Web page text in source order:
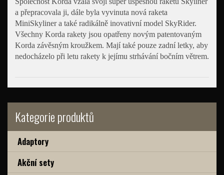
Kategorie produktů
Adaptory
Akční sety
a přepracovala ji, dále byla vyvinuta nová raketa
MiniSkyliner a také radikálně inovativní model SkyRider.
Všechny Korda rakety jsou opatřeny novým patentovaným
Korda závěsným kroužkem. Mají také pouze zadní letky, aby
nedocházelo při letu rakety k jejímu strhávání bočním větrem.